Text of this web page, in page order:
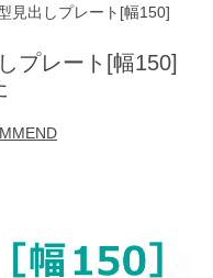
i
見出しプレート[幅150]
プレート[幅150]